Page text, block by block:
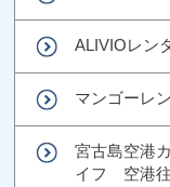
ALIVIOレン
マンゴーレ
宮古島空港
イフ 空港